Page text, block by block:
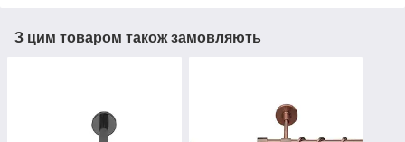
З цим товаром також замовляють